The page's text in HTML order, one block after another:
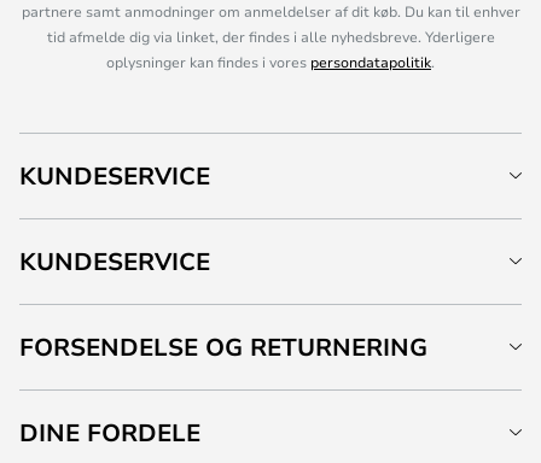
partnere samt anmodninger om anmeldelser af dit køb. Du kan til enhver
tid afmelde dig via linket, der findes i alle nyhedsbreve. Yderligere
oplysninger kan findes i vores persondatapolitik.
KUNDESERVICE
KUNDESERVICE
FORSENDELSE OG RETURNERING
DINE FORDELE